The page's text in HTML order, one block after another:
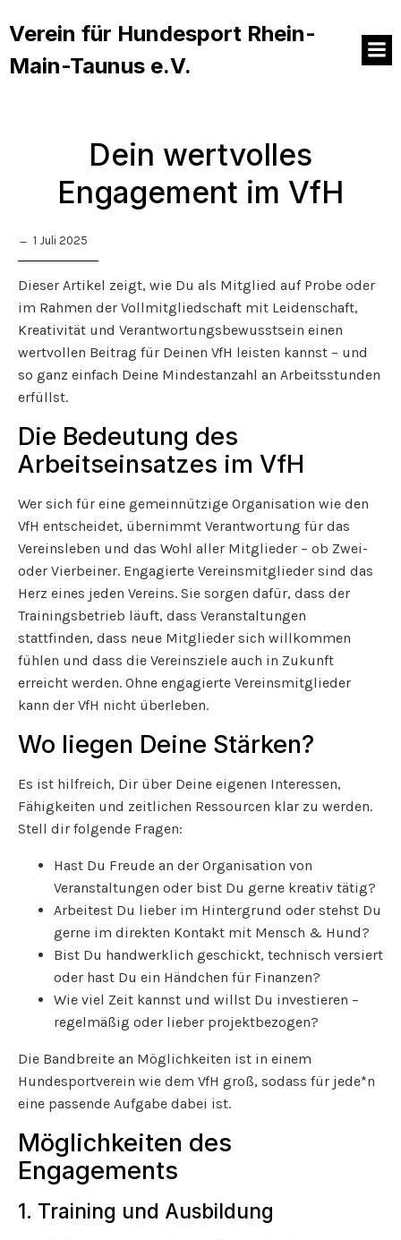
Verein für Hundesport Rhein-
Main-Taunus e.V.
Dein wertvolles
Engagement im VfH
1 Juli 2025
Dieser Artikel zeigt, wie Du als Mitglied auf Probe oder
im Rahmen der Vollmitgliedschaft mit Leidenschaft,
Kreativität und Verantwortungsbewusstsein einen
wertvollen Beitrag für Deinen VfH leisten kannst – und
so ganz einfach Deine Mindestanzahl an Arbeitsstunden
erfüllst.
Die Bedeutung des
Arbeitseinsatzes im VfH
Wer sich für eine gemeinnützige Organisation wie den
VfH entscheidet, übernimmt Verantwortung für das
Vereinsleben und das Wohl aller Mitglieder – ob Zwei-
oder Vierbeiner. Engagierte Vereinsmitglieder sind das
Herz eines jeden Vereins. Sie sorgen dafür, dass der
Trainingsbetrieb läuft, dass Veranstaltungen
stattfinden, dass neue Mitglieder sich willkommen
fühlen und dass die Vereinsziele auch in Zukunft
erreicht werden. Ohne engagierte Vereinsmitglieder
kann der VfH nicht überleben.
Wo liegen Deine Stärken?
Es ist hilfreich, Dir über Deine eigenen Interessen,
Fähigkeiten und zeitlichen Ressourcen klar zu werden.
Stell dir folgende Fragen:
Hast Du Freude an der Organisation von
Veranstaltungen oder bist Du gerne kreativ tätig?
Arbeitest Du lieber im Hintergrund oder stehst Du
gerne im direkten Kontakt mit Mensch & Hund?
Bist Du handwerklich geschickt, technisch versiert
oder hast Du ein Händchen für Finanzen?
Wie viel Zeit kannst und willst Du investieren –
regelmäßig oder lieber projektbezogen?
Die Bandbreite an Möglichkeiten ist in einem
Hundesportverein wie dem VfH groß, sodass für jede*n
eine passende Aufgabe dabei ist.
Möglichkeiten des
Engagements
1. Training und Ausbildung